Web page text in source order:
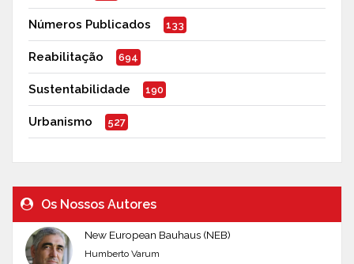
Números Publicados 133
Reabilitação 694
Sustentabilidade 190
Urbanismo 527
Os Nossos Autores
New European Bauhaus (NEB)
Humberto Varum